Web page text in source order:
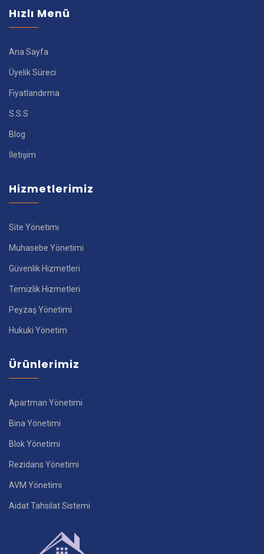
Hızlı Menü
Ana Sayfa
Üyelik Süreci
Fiyatlandırma
S.S.S
Blog
İletişim
Hizmetlerimiz
Site Yönetimi
Muhasebe Yönetimi
Güvenlik Hizmetleri
Temizlik Hizmetleri
Peyzaş Yönetimi
Hukuki Yönetim
Ürünlerimiz
Apartman Yönetimi
Bina Yönetimi
Blok Yönetimi
Rezidans Yönetimi
AVM Yönetimi
Aidat Tahsilat Sistemi